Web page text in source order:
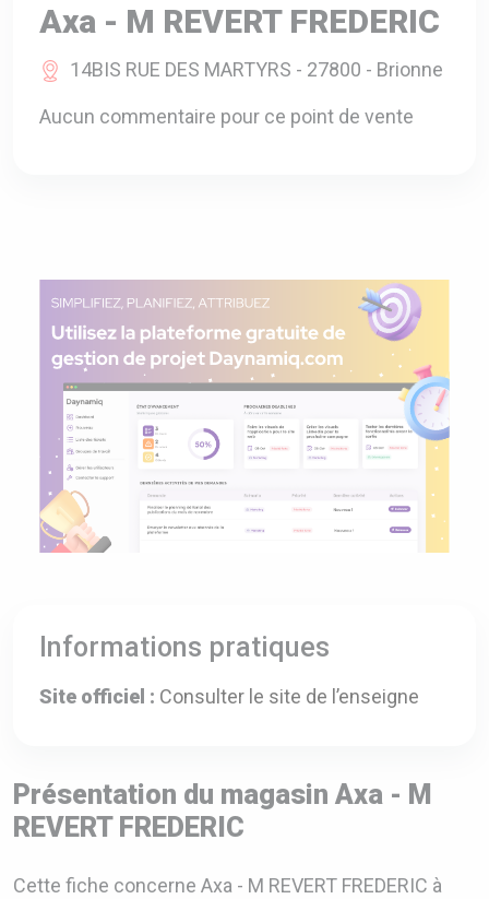
Axa - M REVERT FREDERIC
14BIS RUE DES MARTYRS - 27800 - Brionne
Aucun commentaire pour ce point de vente
Informations pratiques
Site officiel : Consulter le site de l’enseigne
Présentation du magasin Axa - M
REVERT FREDERIC
Cette fiche concerne Axa - M REVERT FREDERIC à